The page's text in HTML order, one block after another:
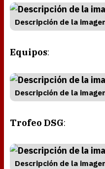
Descripción de la
Equipos:
Descripción de la
Trofeo DSG:
Descripción de la